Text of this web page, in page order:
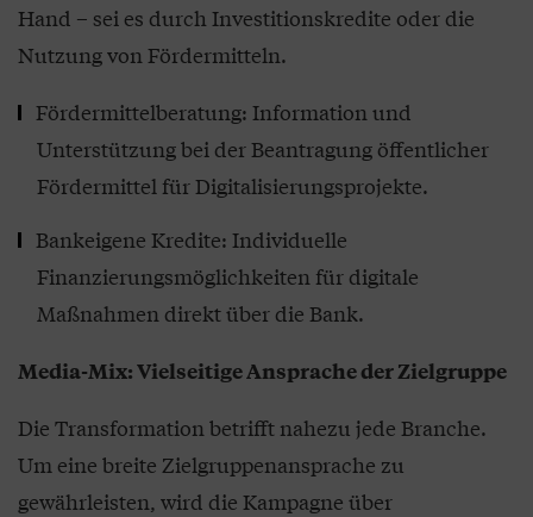
Hand – sei es durch Investitionskredite oder die
Nutzung von Fördermitteln.
Fördermittelberatung: Information und
Unterstützung bei der Beantragung öffentlicher
Fördermittel für Digitalisierungsprojekte.
Bankeigene Kredite: Individuelle
Finanzierungsmöglichkeiten für digitale
Maßnahmen direkt über die Bank.
Media-Mix: Vielseitige Ansprache der Zielgruppe
Die Transformation betrifft nahezu jede Branche.
Um eine breite Zielgruppenansprache zu
gewährleisten, wird die Kampagne über